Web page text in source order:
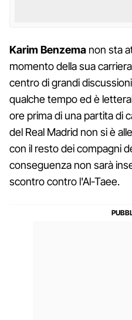
Karim Benzema non sta
momento della sua
centro di grandi
qualche tempo ed è
ore prima di una partita di
del Real Madrid non si è
con il resto dei compagni
conseguenza non sarà
scontro contro l'Al-Taee.